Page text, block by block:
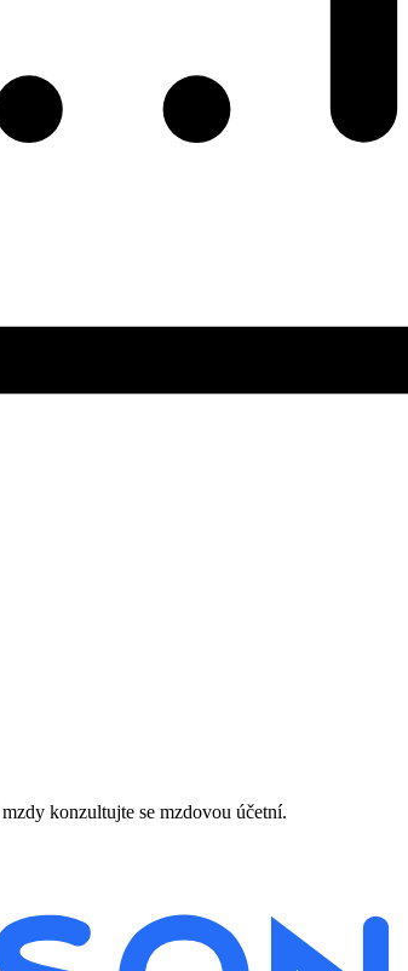
konzultujte se mzdovou účetní.